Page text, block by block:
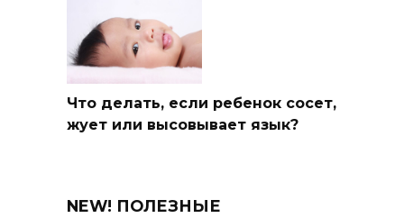
Что делать, если ребенок сосет,
жует или высовывает язык?
NEW! ПОЛЕЗНЫЕ